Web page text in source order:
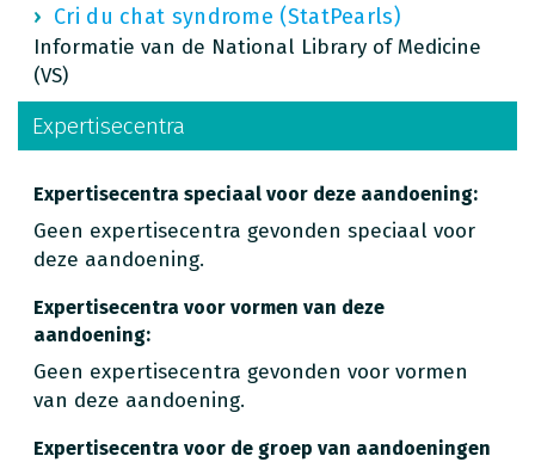
Cri du chat syndrome (StatPearls)
Informatie van de National Library of Medicine
(VS)
Expertisecentra
Expertisecentra speciaal voor deze aandoening:
Geen expertisecentra gevonden speciaal voor
deze aandoening.
Expertisecentra voor vormen van deze
aandoening:
Geen expertisecentra gevonden voor vormen
van deze aandoening.
Expertisecentra voor de groep van aandoeningen